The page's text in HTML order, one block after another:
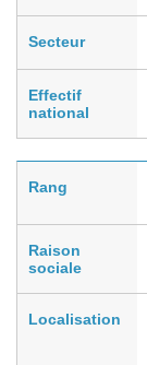
Secteur
Effectif
national
Rang
Raison
sociale
Localisation